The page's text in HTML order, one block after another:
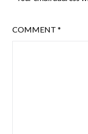
COMMENT *